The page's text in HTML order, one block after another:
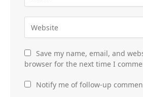
Save my name, email, and
browser for the next time I
Notify me of follow-up